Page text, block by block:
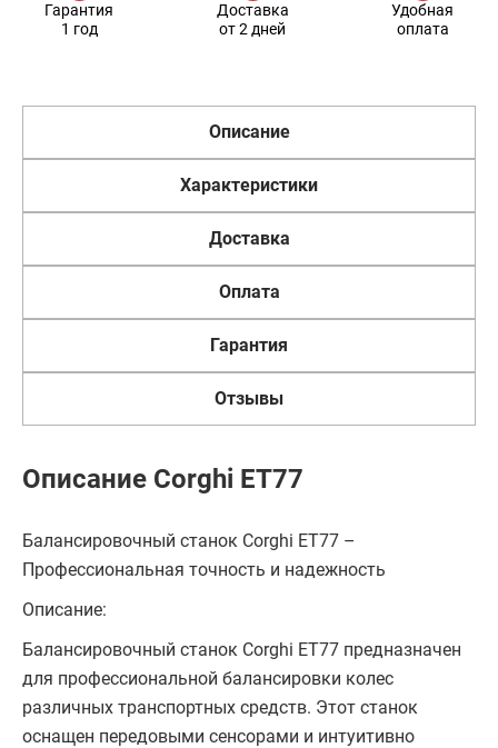
Гарантия
1 год
Доставка
от 2 дней
Удобная
оплата
Описание
Характеристики
Доставка
Оплата
Гарантия
Отзывы
Описание Corghi ET77
Балансировочный станок Corghi ET77 –
Профессиональная точность и надежность
Описание:
Балансировочный станок Corghi ET77 предназначен
для профессиональной балансировки колес
различных транспортных средств. Этот станок
оснащен передовыми сенсорами и интуитивно